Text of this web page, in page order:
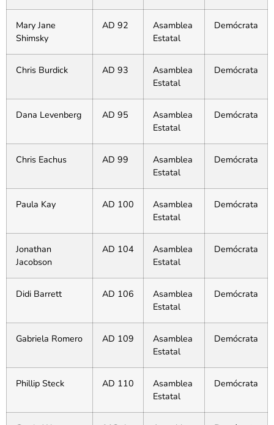
Mary Jane
Shimsky
AD 92
Asamblea
Estatal
Demócrata
Chris Burdick AD 93
Asamblea
Estatal
Demócrata
Dana Levenberg AD 95
Asamblea
Estatal
Demócrata
Chris Eachus AD 99
Asamblea
Estatal
Demócrata
Paula Kay AD 100
Asamblea
Estatal
Demócrata
Jonathan
Jacobson
AD 104
Asamblea
Estatal
Demócrata
Didi Barrett AD 106
Asamblea
Estatal
Demócrata
Gabriela Romero AD 109
Asamblea
Estatal
Demócrata
Phillip Steck AD 110
Asamblea
Estatal
Demócrata